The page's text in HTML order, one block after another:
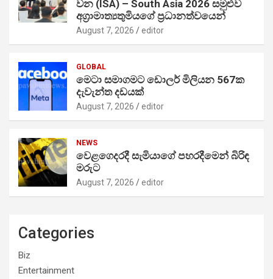
වන (ISA) – South Asia 2026 සමුළුව
අග්‍රාමාත්‍යතුමියගේ ප්‍රධානත්වයෙන්
August 7, 2026 editor
GLOBAL
මෙටා සමාගමට ඩොලර් මිලියන 567ක
දැවැන්ත දඩයක්
August 7, 2026 editor
NEWS
වෙළගෙදරදී සැමියාගේ පහරදීමෙන් බිරිඳ
මරුට
August 7, 2026 editor
Categories
Biz
Entertainment